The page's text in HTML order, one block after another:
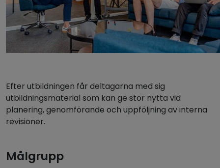
Efter utbildningen får deltagarna med sig
utbildningsmaterial som kan ge stor nytta vid
planering, genomförande och uppföljning av interna
revisioner.
Målgrupp